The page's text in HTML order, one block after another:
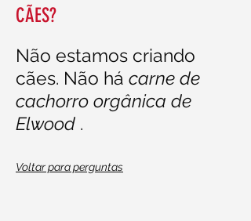
CÃES?
Não estamos criando
cães. Não há carne de
cachorro orgânica de
Elwood .
Voltar para perguntas